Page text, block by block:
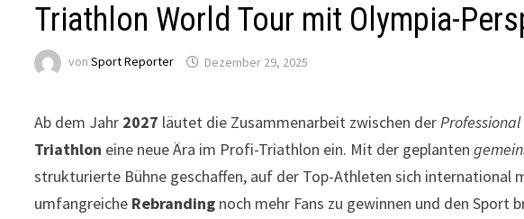
Triathlon World Tour mit Olympia-
vonSport Reporter Dezember 29, 2025
Ab dem Jahr 2027 läutet die Zusammenarbeit zwischen der
Triathlon eine neue Ära im Profi-Triathlon ein. Mit der geplanten
strukturierte Bühne geschaffen, auf der Top-Athleten sich international
umfangreiche Rebranding noch mehr Fans zu gewinnen und den Sport